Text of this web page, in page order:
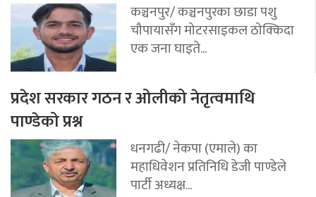
कञ्चनपुर/ कञ्चनपुरका छाडा पशु
चौपायासँग मोटरसाइकल ठोक्किदा
एक जना घाइते...
प्रदेश सरकार गठन र ओलीको नेतृत्वमाथि
पाण्डेको प्रश्न
धनगढी/ नेकपा (एमाले) का
महाधिवेशन प्रतिनिधि डेजी पाण्डेले
पार्टी अध्यक्ष...